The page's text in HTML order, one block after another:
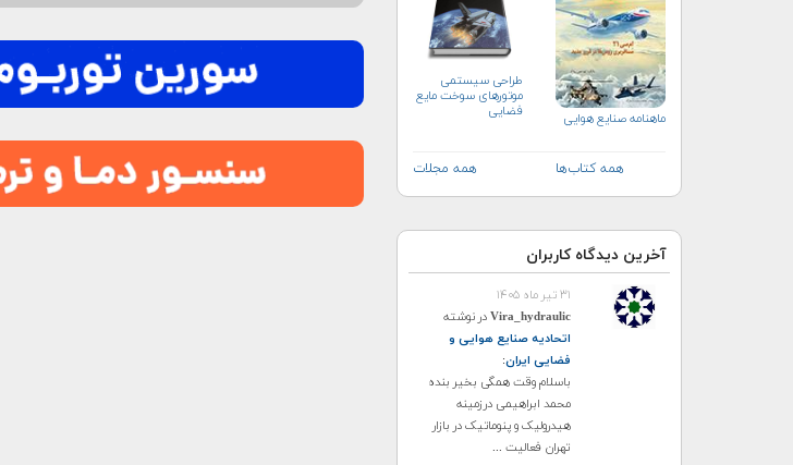
ماهنامه صنايع هوايي
طراحی سیستمی
موتورهای سوخت مایع
فضایی
همه کتاب‌ها همه مجلات
آخرین دیدگاه کاربران
۳۱ تیر ماه ۱۴۰۵
Vira_hydraulicدر نوشته
اتحادیه صنایع هوایی و
فضایی ایران:
باسلام وقت همگی بخیر بنده
محمد ابراهیمی درزمینه
هیدرولیک و پنوماتیک در بازار
تهران فعالیت ...